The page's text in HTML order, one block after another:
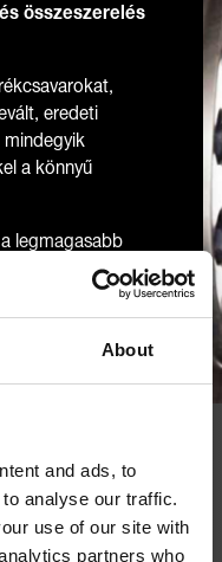
About
and ads, to
analyse our traffic.
use of our site with
partners who
összeszerelés
eredeti
mindegyik
a könnyű
legmagasabb
és tartósság
acél felniről, a febi
kínálja.